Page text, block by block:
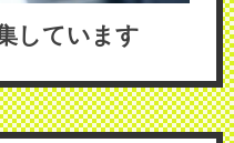
しています